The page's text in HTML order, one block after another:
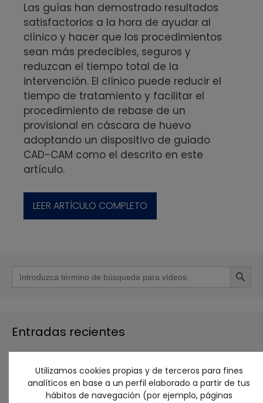
Las guías han demostrado resultados
satisfactorios a la hora de ayudar al
clínico y hacer que los procedimientos
sean más predecibles, seguros y
reduzcan el tiempo total de la
intervención. El clínico puede reducir el
tiempo de tratamiento y facilitar el
procedimiento de rebase de un
provisional en cáscara de huevo
adoptando un dispositivo de guiado
CAD-CAM como el descrito en este
artículo.
LEER ARTÍCULO COMPLETO
Buscar: Botón de
Entradas recientes
Málaga acogerá en octubre el 55 Congreso
Internacional Sepes, centrado en odontología
restauradora disruptiva
Utilizamos cookies propias y de terceros para fines
analíticos en base a un perfil elaborado a partir de tus
hábitos de navegación (por ejemplo, páginas